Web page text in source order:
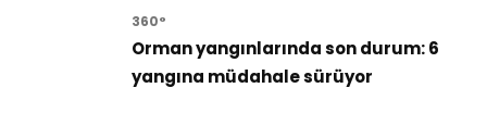
360°
Orman yangınlarında son durum: 6
yangına müdahale sürüyor